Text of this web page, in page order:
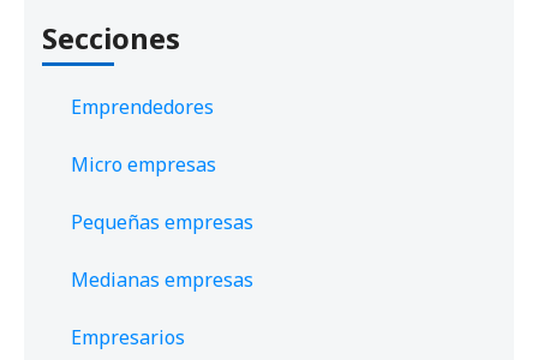
Secciones
Emprendedores
Micro empresas
Pequeñas empresas
Medianas empresas
Empresarios